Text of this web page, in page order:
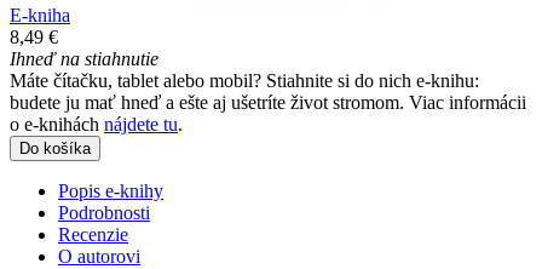
E-kniha
8,49 €
Ihneď na stiahnutie
Máte čítačku, tablet alebo mobil? Stiahnite si do nich e-knihu:
budete ju mať hneď a ešte aj ušetríte život stromom. Viac informácii
o e-knihách nájdete tu.
Do košíka
Popis e-knihy
Podrobnosti
Recenzie
O autorovi